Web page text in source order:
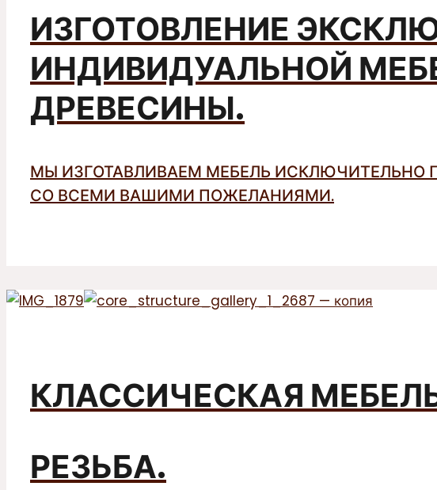
ИЗГОТОВЛЕНИЕ
ИНДИВИДУАЛЬНОЙ
ДРЕВЕСИНЫ.
МЫ ИЗГОТАВЛИВАЕМ МЕБЕЛЬ ИСКЛЮЧИТЕЛЬНО
СО ВСЕМИ ВАШИМИ ПОЖЕЛАНИЯМИ.
КЛАССИЧЕСКАЯ
РЕЗЬБА.